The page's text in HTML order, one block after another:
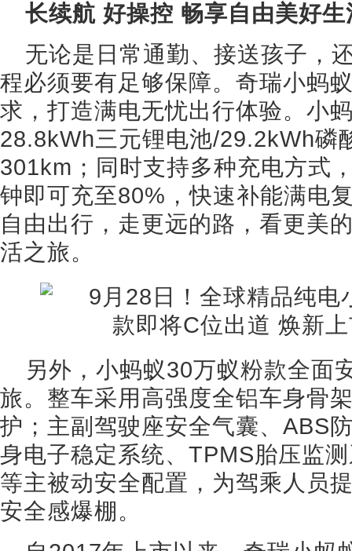
长续航 好操控 畅享自由美好生
无论是日常通勤、接送孩子，
程必须要有足够保障。奇瑞小蚂
求，打造满电无忧出行体验。小
28.8kWh三元锂电池/29.2kWh磷
301km；同时支持多种充电方式
钟即可充至80%，快速补能满电
自由出行，走更远的路，看更美
活之旅。
另外，小蚂蚁30万蚁粉款全面
旅。整车采用高强度全铝车身骨
护；主副驾驶座安全气囊、ABS
身电子稳定系统、TPMS胎压监
等主被动安全配置，为驾乘人员
安全感爆棚。